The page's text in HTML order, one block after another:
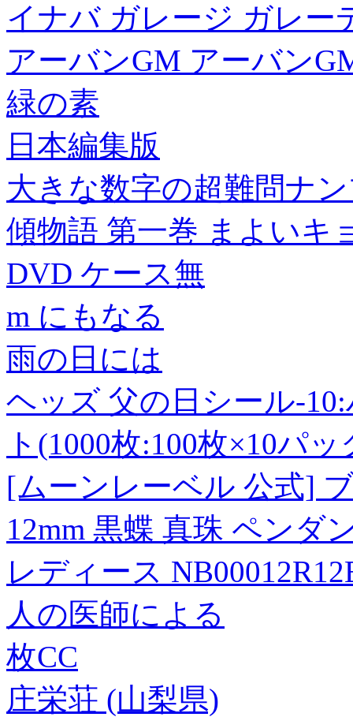
イナバ ガレージ ガレー
アーバンGM アーバン
緑の素
日本編集版
大きな数字の超難問ナ
傾物語 第一巻 まよい
DVD ケース無
m にもなる
雨の日には
ヘッズ 父の日シール-
ト(1000枚:100枚×10パ
[ムーンレーベル 公式]
12mm 黒蝶 真珠 ペンダ
レディース
人の医師による
枚CC
庄栄荘 (山梨県)